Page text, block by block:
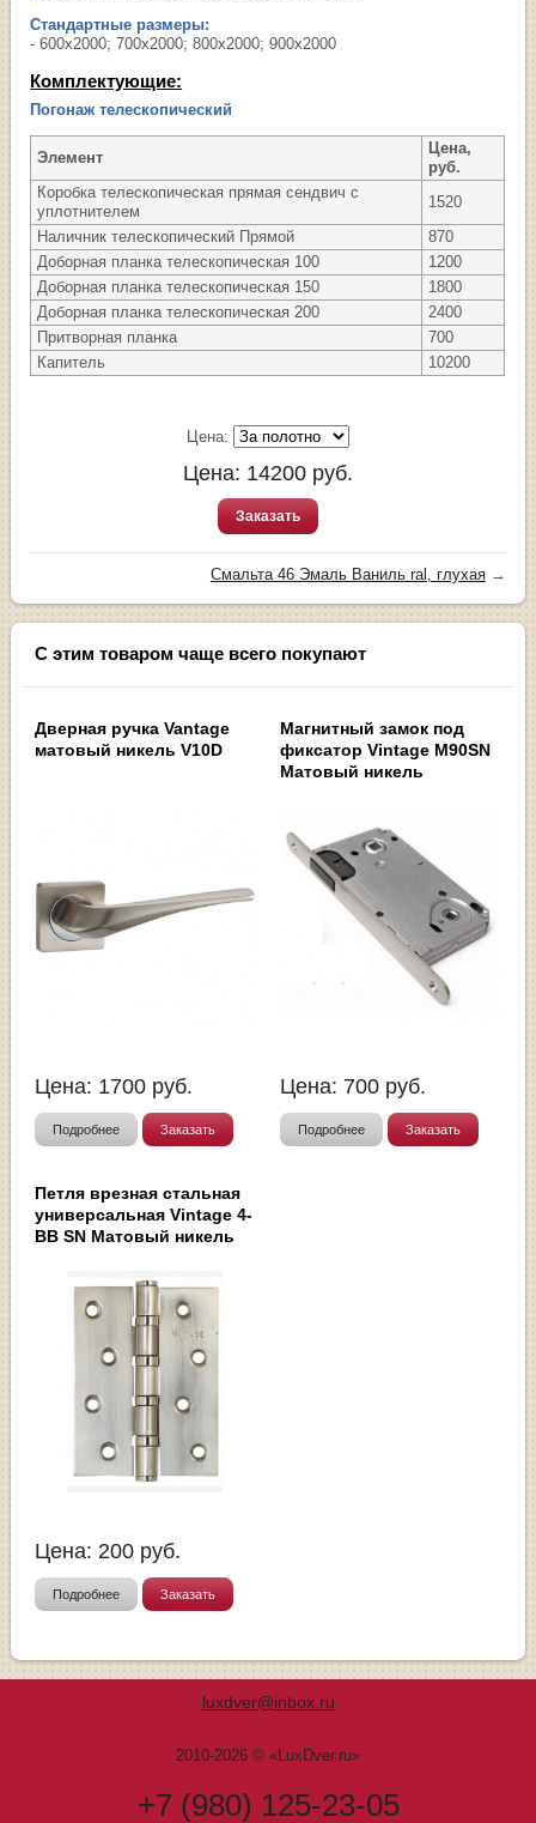
Стандартные размеры:
- 600х2000; 700х2000; 800х2000; 900х2000
Комплектующие:
Погонаж телескопический
Элемент
Цена,
руб.
Коробка телескопическая прямая сендвич с
уплотнителем
1520
Наличник телескопический Прямой
870
Доборная планка телескопическая 100
1200
Доборная планка телескопическая 150
1800
Доборная планка телескопическая 200
2400
Притворная планка
700
Капитель
10200
Цена:
Цена: 14200 руб.
Заказать
Смальта 46 Эмаль Ваниль ral, глухая→
С этим товаром чаще всего покупают
Дверная ручка Vantage
матовый никель V10D
Цена: 1700 руб.
Подробнее Заказать
Магнитный замок под
фиксатор Vintage M90SN
Матовый никель
Цена: 700 руб.
Подробнее Заказать
Петля врезная стальная
универсальная Vintage 4-
BB SN Матовый никель
Цена: 200 руб.
Подробнее Заказать
luxdver@inbox.ru
2010-2026 © «LuxDver.ru»
+7 (980) 125-23-05